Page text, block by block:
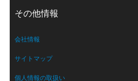
その他情報
会社情報
サイトマップ
個人情報の取扱い